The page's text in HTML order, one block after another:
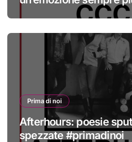
#primadinoi
Prima di noi
Afterhours: poesie
spezzate #primadinoi